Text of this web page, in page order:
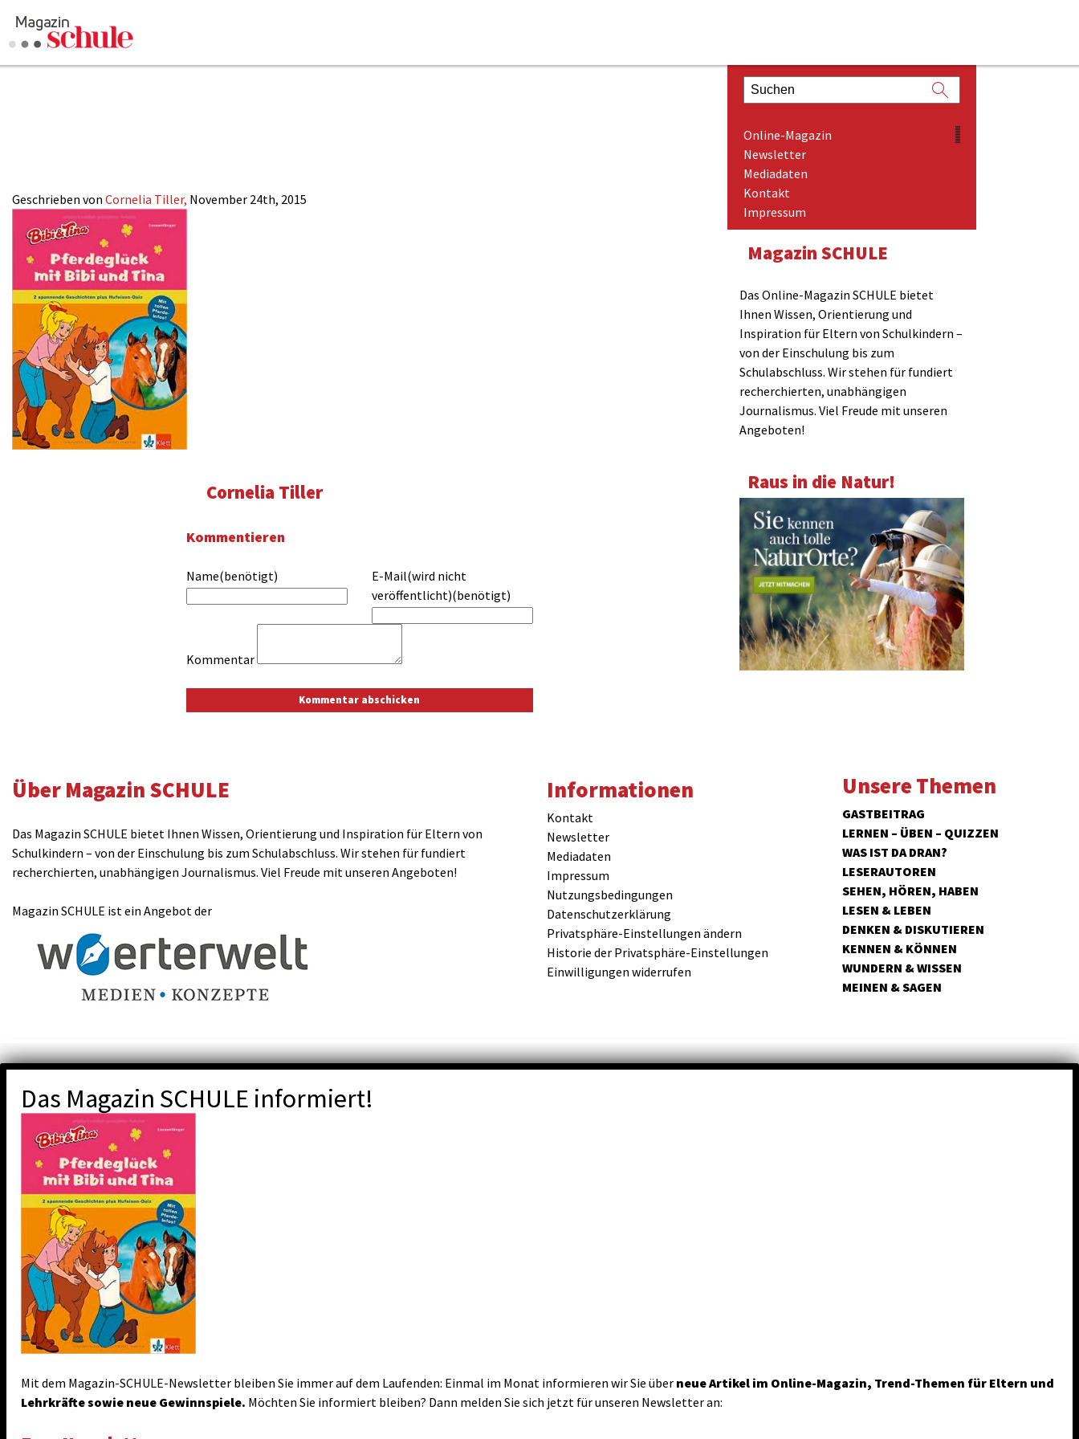
24_Medientipps_Grundschulhelden_2
Geschrieben von Cornelia Tiller, November 24th, 2015
Cornelia Tiller
Kommentieren
Name(benötigt)
E-Mail(wird nicht
veröffentlicht)(benötigt)
Kommentar
Online-Magazin
Newsletter
Mediadaten
Kontakt
Impressum
Magazin SCHULE
Das Online-Magazin SCHULE bietet
Ihnen Wissen, Orientierung und
Inspiration für Eltern von Schulkindern –
von der Einschulung bis zum
Schulabschluss. Wir stehen für fundiert
recherchierten, unabhängigen
Journalismus. Viel Freude mit unseren
Angeboten!
Raus in die Natur!
Über Magazin SCHULE
Das Magazin SCHULE bietet Ihnen Wissen, Orientierung und Inspiration für Eltern von
Schulkindern – von der Einschulung bis zum Schulabschluss. Wir stehen für fundiert
recherchierten, unabhängigen Journalismus. Viel Freude mit unseren Angeboten!
Magazin SCHULE ist ein Angebot der
Informationen
Kontakt
Newsletter
Mediadaten
Impressum
Nutzungsbedingungen
Datenschutzerklärung
Privatsphäre-Einstellungen ändern
Historie der Privatsphäre-Einstellungen
Einwilligungen widerrufen
Unsere Themen
GASTBEITRAG
LERNEN – ÜBEN – QUIZZEN
WAS IST DA DRAN?
LESERAUTOREN
SEHEN, HÖREN, HABEN
LESEN & LEBEN
DENKEN & DISKUTIEREN
KENNEN & KÖNNEN
WUNDERN & WISSEN
MEINEN & SAGEN
Das Magazin SCHULE informiert!
Mit dem Magazin-SCHULE-Newsletter bleiben Sie immer auf dem Laufenden: Einmal im Monat informieren wir Sie über neue Artikel im Online-Magazin, Trend-Themen für Eltern und
Lehrkräfte sowie neue Gewinnspiele. Möchten Sie informiert bleiben? Dann melden Sie sich jetzt für unseren Newsletter an: